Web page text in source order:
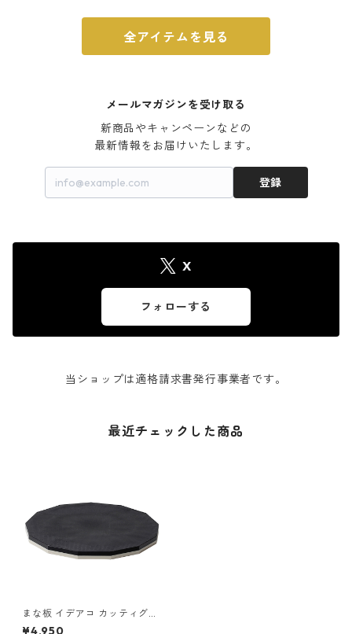
全アイテムを見る
メールマガジンを受け取る
新商品やキャンペーンなどの
最新情報をお届けいたします。
登録
X
フォローする
当ショップは適格請求書発行事業者です。
最近チェックした商品
まな板 イデアコ カッティグボ
ード 13角形 Sサイズ ideaco C
¥4,950